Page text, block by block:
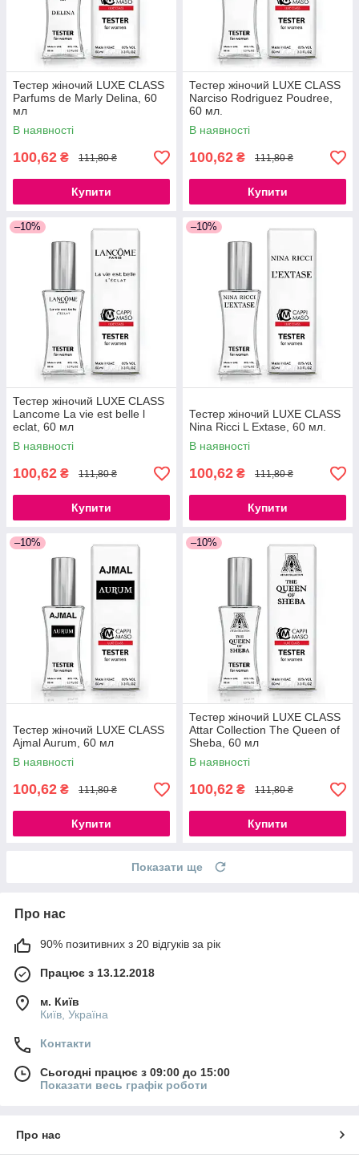
Тестер жіночий LUXE CLASS
Parfums de Marly Delina, 60
мл
В наявності
100,62 ₴ 111,80 ₴
Купити
Тестер жіночий LUXE CLASS
Narciso Rodriguez Poudree,
60 мл.
В наявності
100,62 ₴ 111,80 ₴
Купити
–10%
Тестер жіночий LUXE CLASS
Lancome La vie est belle l
eclat, 60 мл
В наявності
100,62 ₴ 111,80 ₴
Купити
–10%
Тестер жіночий LUXE CLASS
Nina Ricci L Extase, 60 мл.
В наявності
100,62 ₴ 111,80 ₴
Купити
–10%
Тестер жіночий LUXE CLASS
Ajmal Aurum, 60 мл
В наявності
100,62 ₴ 111,80 ₴
Купити
–10%
Тестер жіночий LUXE CLASS
Attar Collection The Queen of
Sheba, 60 мл
В наявності
100,62 ₴ 111,80 ₴
Купити
Показати ще
Про нас
90% позитивних з 20 відгуків за рік
Працює з 13.12.2018
м. Київ
Київ, Україна
Контакти
Сьогодні працює з 09:00 до 15:00
Показати весь графік роботи
Про нас